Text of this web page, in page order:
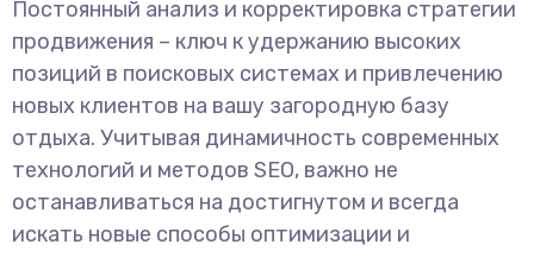
Постоянный анализ и корректировка стратегии
продвижения – ключ к удержанию высоких
позиций в поисковых системах и привлечению
новых клиентов на вашу загородную базу
отдыха. Учитывая динамичность современных
технологий и методов SEO, важно не
останавливаться на достигнутом и всегда
искать новые способы оптимизации и